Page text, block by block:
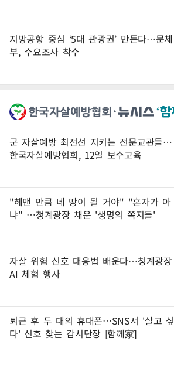
지방공항 중심 ‘5대 관광권’ 만든다…문체
부, 수요조사 착수
군 자살예방 최전선 지키는 전문교관들…
한국자살예방협회, 12일 보수교육
"헤맨 만큼 네 땅이 될 거야" "혼자가 아
냐" …청계광장 채운 '생명의 쪽지들'
자살 위험 신호 대응법 배운다…청계광장
AI 체험 행사
퇴근 후 두 대의 휴대폰…SNS서 '살고 싶
다' 신호 찾는 감시단장 [함께家]